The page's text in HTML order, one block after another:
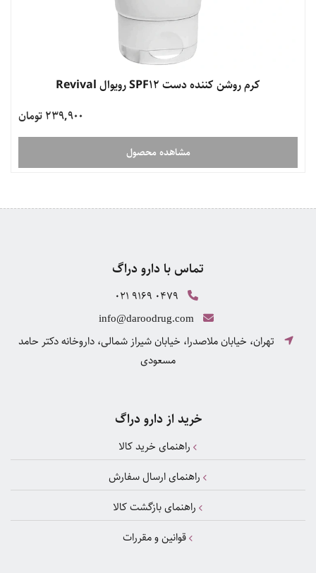
کرم روشن کننده دست SPF12 رویوال Revival
239,900 تومان
مشاهده محصول
تماس با دارو دراگ
021 9169 0479
info@daroodrug.com
تهران، خیابان ملاصدرا، خیابان شیراز شمالی، داروخانه دکتر حامد
مسعودی
خرید از دارو دراگ
راهنمای خرید کالا
راهنمای ارسال سفارش
راهنمای بازگشت کالا
قوانین و مقررات